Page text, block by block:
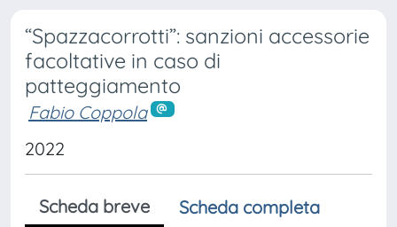
“Spazzacorrotti”: sanzioni accessorie
facoltative in caso di
patteggiamento
Fabio Coppola
2022
Scheda breve
Scheda completa